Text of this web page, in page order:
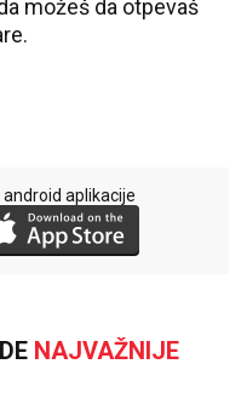
možeš da otpevaš
aplikacije
NAJVAŽNIJE